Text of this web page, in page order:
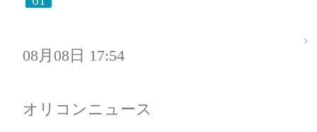
08月08日 17:54
オリコンニュース